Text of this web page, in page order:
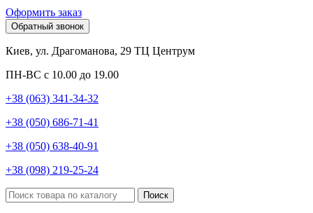
Оформить заказ
Обратный звонок
Киев, ул. Драгоманова, 29 ТЦ Центрум
ПН-ВС с 10.00 до 19.00
+38 (063) 341-34-32
+38 (050) 686-71-41
+38 (050) 638-40-91
+38 (098) 219-25-24
Поиск